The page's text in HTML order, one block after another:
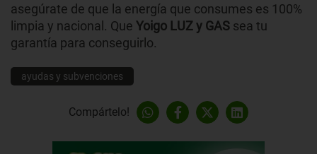
asegúrate de que la energía que consumes es 100%
limpia y nacional. Que Yoigo LUZ y GAS sea tu
garantía para conseguirlo.
ayudas y subvenciones
Compártelo!